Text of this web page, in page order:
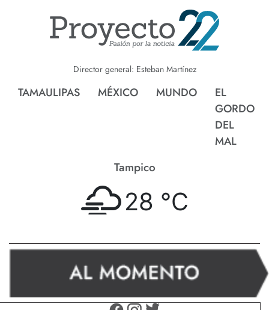
Director general: Esteban Martínez
TAMAULIPAS MÉXICO MUNDO
EL
GORDO
DEL
MAL
Tampico
28 °C